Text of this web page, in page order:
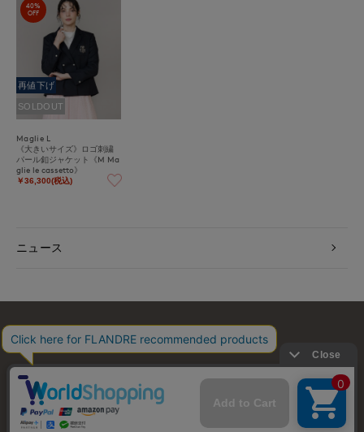
40%
OFF
再値下げ
SOLDOUT
Maglie L
《大きいサイズ》ロゴ刺繍
パール釦ジャケット《M Ma
glie le cassetto》
￥36,300(税込)
ニュース
お問い合わせ 利用規約 会社概要 プライバシーポリシー
特定商取引・古物営業法に基づく表示 店舗リスト